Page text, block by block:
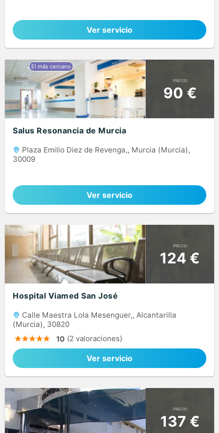
Ver servicio
PRECIO
90 €
Salus Resonancia de Murcia
Plaza Emilio Diez de Revenga,, Murcia (Murcia),
30009
Ver servicio
PRECIO
124 €
Hospital Viamed San José
Calle Maestra Lola Mesenguer,, Alcantarilla
(Murcia), 30820
10 (2 valoraciones)
Ver servicio
PRECIO
137 €